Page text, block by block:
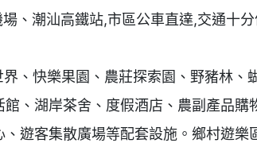
、潮汕高鐵站,市區公車直達,交通十
、快樂果園、農莊探索園、野豬林、
、湖岸茶舍、度假酒店、農副產品購
遊客集散廣場等配套設施。鄉村遊樂